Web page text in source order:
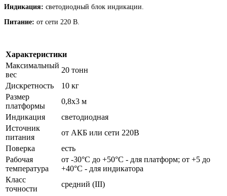
Индикация: светодиодный блок индикации.
Питание: от сети 220 В.
Характеристики
Максимальный
вес
20 тонн
Дискретность
10 кг
Размер
платформы
0,8х3 м
Индикация
светодиодная
Источник
питания
от АКБ или сети 220В
Поверка
есть
Рабочая
температура
от -30°C до +50°C - для платформ; от +5 до
+40°C - для индикатора
Класс
точности
средний (III)